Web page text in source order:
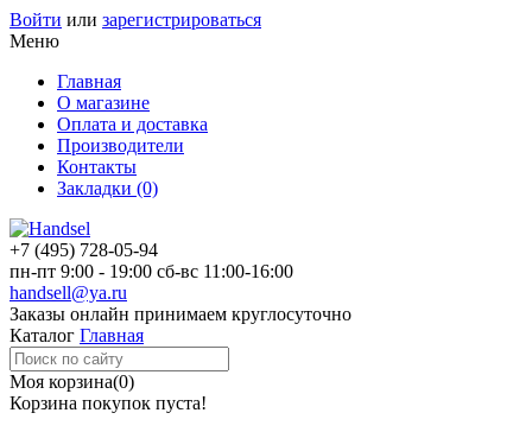
Войти или зарегистрироваться
Меню
Главная
О магазине
Оплата и доставка
Производители
Контакты
Закладки (0)
+7 (495) 728-05-94
пн-пт 9:00 - 19:00 сб-вс 11:00-16:00
handsell@ya.ru
Заказы онлайн принимаем круглосуточно
Каталог Главная
Моя корзина(0)
Корзина покупок пуста!